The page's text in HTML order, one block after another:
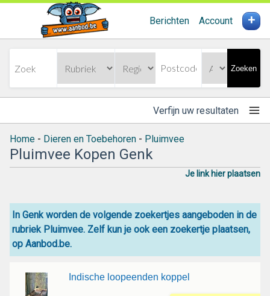
Berichten Account +
Zoeken
Verfijn uw resultaten
Home - Dieren en Toebehoren - Pluimvee
Pluimvee Kopen Genk
Je link hier plaatsen
In Genk worden de volgende zoekertjes aangeboden in de
rubriek Pluimvee. Zelf kun je ook een zoekertje plaatsen,
op Aanbod.be.
Indische loopeenden koppel